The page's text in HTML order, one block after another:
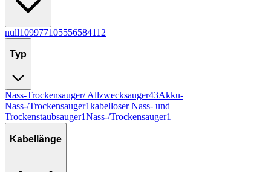
null10997710555658411 2
Typ
Nass-Trockensauger/ Allzwecksauger43Akku-
Nass-/Trockensauger1kabelloser Nass- und
Trockenstaubsauger1Nass-/Trockensauger1
Kabellänge